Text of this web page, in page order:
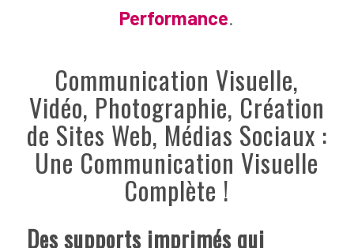
Performance.
Communication Visuelle,
Vidéo, Photographie, Création
de Sites Web, Médias Sociaux :
Une Communication Visuelle
Complète !
Des supports imprimés qui